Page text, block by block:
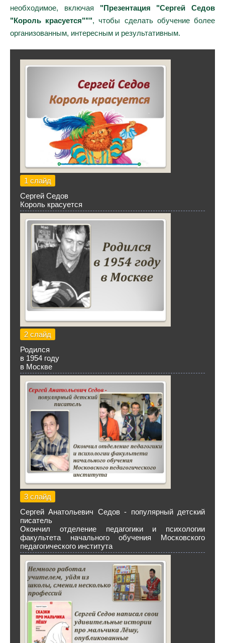
необходимое, включая "Презентация "Сергей Седов
"Король красуется""", чтобы сделать обучение более
организованным, интересным и результативным.
1 слайд
Сергей Седов
Король красуется
2 слайд
Родился
в 1954 году
в Москве
3 слайд
Сергей Анатольевич Седов - популярный детский
писатель
Окончил отделение педагогики и психологии
факультета начального обучения Московского
педагогического института